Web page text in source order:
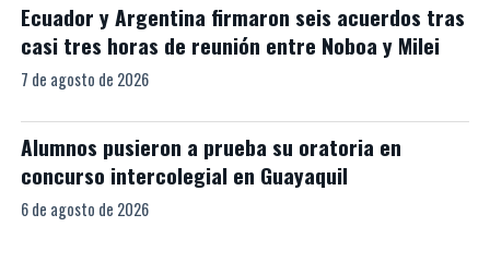
Ecuador y Argentina firmaron seis acuerdos tras
casi tres horas de reunión entre Noboa y Milei
7 de agosto de 2026
Alumnos pusieron a prueba su oratoria en
concurso intercolegial en Guayaquil
6 de agosto de 2026